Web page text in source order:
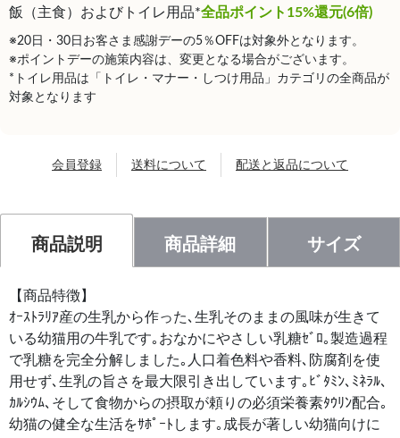
飯（主食）およびトイレ用品*全品ポイント15%還元(6倍)
※20日・30日お客さま感謝デーの5％OFFは対象外となります。
※ポイントデーの施策内容は、変更となる場合がございます。
*トイレ用品は「トイレ・マナー・しつけ用品」カテゴリの全商品が
対象となります
会員登録 送料について 配送と返品について
商品説明 商品詳細 サイズ
【商品特徴】
ｵｰｽﾄﾗﾘｱ産の生乳から作った､生乳そのままの風味が生きて
いる幼猫用の牛乳です｡おなかにやさしい乳糖ｾﾞﾛ｡製造過程
で乳糖を完全分解しました｡人口着色料や香料､防腐剤を使
用せず､生乳の旨さを最大限引き出しています｡ﾋﾞﾀﾐﾝ､ﾐﾈﾗﾙ､
ｶﾙｼｳﾑ､そして食物からの摂取が頼りの必須栄養素ﾀｳﾘﾝ配合｡
幼猫の健全な生活をｻﾎﾟｰﾄします｡成長が著しい幼猫向けに